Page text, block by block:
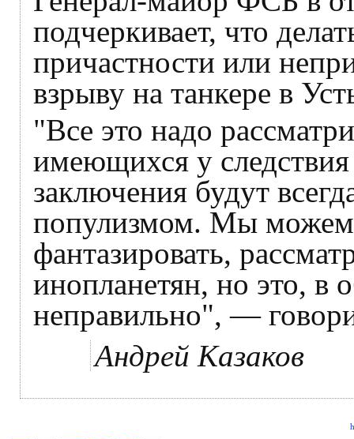
подчеркивает, что
причастности или
взрыву на танкере в
"Все это надо
имеющихся у
заключения будут
популизмом. Мы можем
фантазировать,
инопланетян, но это, в
неправильно", —
Андрей Казаков